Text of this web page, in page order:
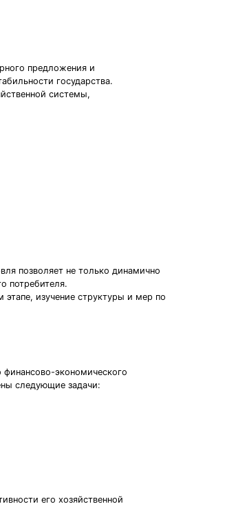
предложения и
государства.
системы,
позволяет не только динамично
потребителя.
изучение структуры и мер по
экономического
следующие задачи:
его хозяйственной